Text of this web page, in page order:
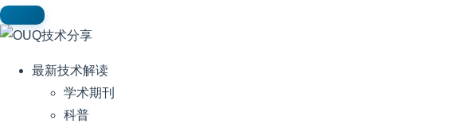
最新技术解读
学术期刊
科普